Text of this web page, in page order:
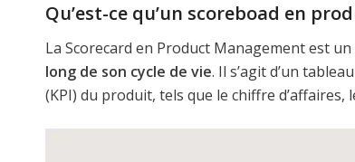
Qu’est-ce qu’un scoreboad en
La Scorecard en Product Management est un
long de son cycle de vie. Il s’agit d’un
(KPI) du produit, tels que le chiffre